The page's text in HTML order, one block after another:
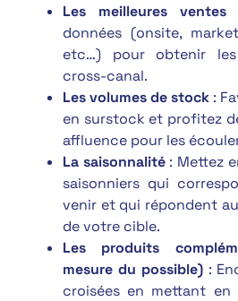
Les meilleures ventes
données (onsite,
etc…) pour obtenir les
cross-canal.
Les volumes de stock :
en surstock et profitez
affluence pour les
La saisonnalité: Mettez
saisonniers qui
venir et qui répondent
de votre cible.
Les produits
mesure du possible) :
croisées en mettant